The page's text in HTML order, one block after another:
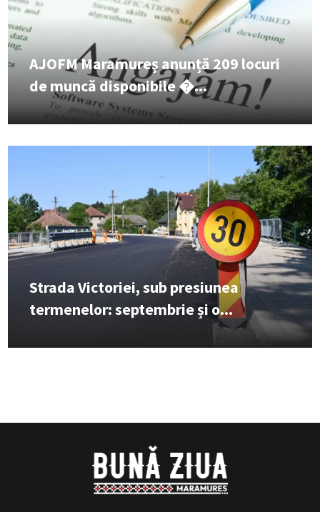
AJOFM Maramureș anunță 209 locuri
de muncă disponibile �...
Strada Victoriei, sub presiunea
termenelor: septembrie și o...